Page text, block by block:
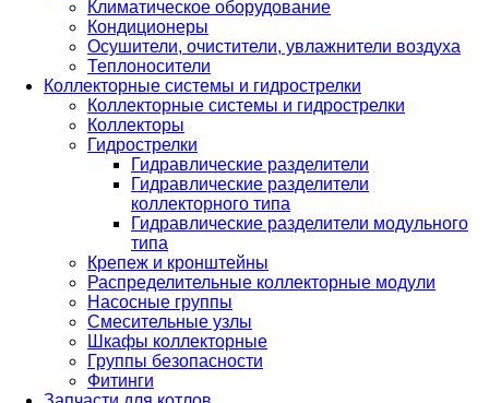
Климатическое оборудование
Кондиционеры
Осушители, очистители, увлажнители воздуха
Теплоносители
Коллекторные системы и гидрострелки
Коллекторные системы и гидрострелки
Коллекторы
Гидрострелки
Гидравлические разделители
Гидравлические разделители
коллекторного типа
Гидравлические разделители модульного
типа
Крепеж и кронштейны
Распределительные коллекторные модули
Насосные группы
Смесительные узлы
Шкафы коллекторные
Группы безопасности
Фитинги